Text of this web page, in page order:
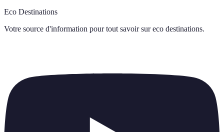
Eco Destinations
Votre source d'information pour tout savoir sur eco destinations.